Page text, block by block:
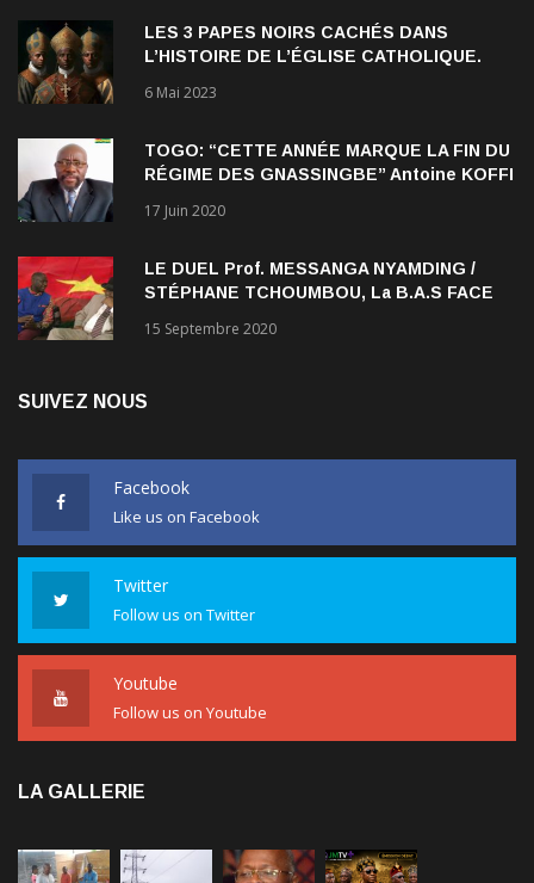
LES 3 PAPES NOIRS CACHÉS DANS
L’HISTOIRE DE L’ÉGLISE CATHOLIQUE.
6 Mai 2023
TOGO: “CETTE ANNÉE MARQUE LA FIN DU
RÉGIME DES GNASSINGBE” Antoine KOFFI
17 Juin 2020
LE DUEL Prof. MESSANGA NYAMDING /
STÉPHANE TCHOUMBOU, La B.A.S FACE
15 Septembre 2020
SUIVEZ NOUS
Facebook
Like us on Facebook
Twitter
Follow us on Twitter
Youtube
Follow us on Youtube
LA GALLERIE